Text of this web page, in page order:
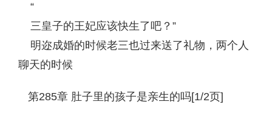
“
三皇子的王妃应该快生了吧？”
明迩成婚的时候老三也过来送了礼物，两个人
聊天的时候
第285章 肚子里的孩子是亲生的吗[1/2页]